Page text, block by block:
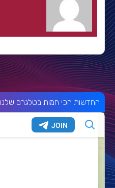
החדשות הכי חמות בטלגרם שלנו